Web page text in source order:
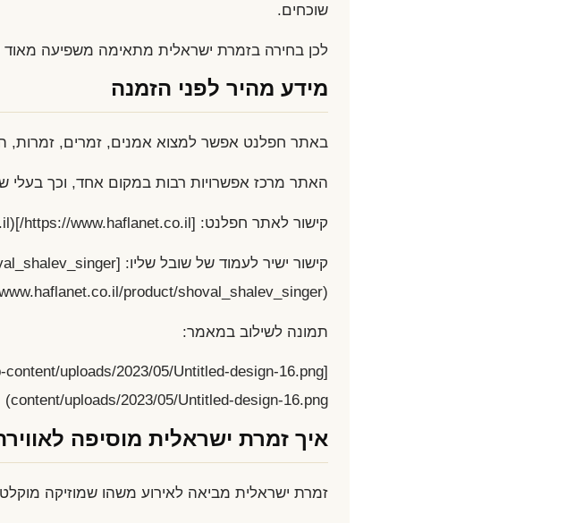
שוכחים.
לכן בחירה בזמרת ישראלית מתאימה משפיעה מאוד
מידע מהיר לפני הזמנה
באתר חפלנט אפשר למצוא אמנים, זמרים, זמרות,
האתר מרכז אפשרויות רבות במקום אחד, וכך
קישור לאתר חפלנט: [https://www.haflanet.co.il/](https://www.haflanet.co.il/)
(https://www.haflanet.co.il/product/shoval_shalev_singer/)
תמונה לשילוב במאמר:
content/uploads/2023/05/Untitled-design-16.png)
איך זמרת ישראלית מוסיפה
זמרת ישראלית מביאה לאירוע משהו שמוזיקה